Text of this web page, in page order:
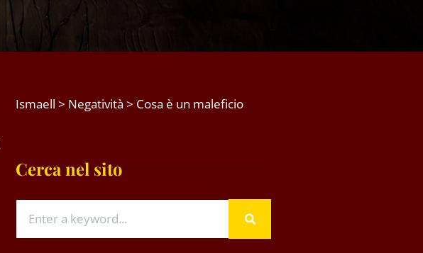
Ismaell > Negatività > Cosa è un maleficio
Cerca nel sito